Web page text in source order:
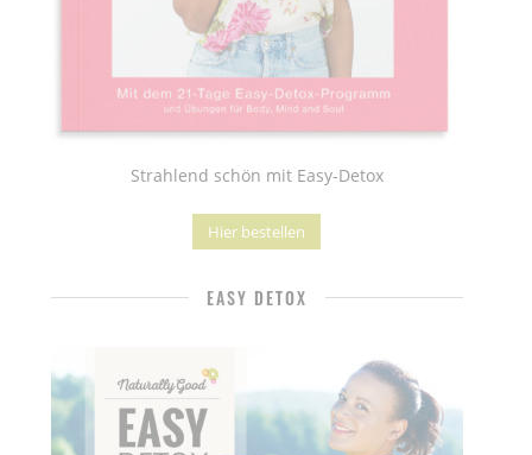
Strahlend schön mit Easy-Detox
Hier bestellen
EASY DETOX